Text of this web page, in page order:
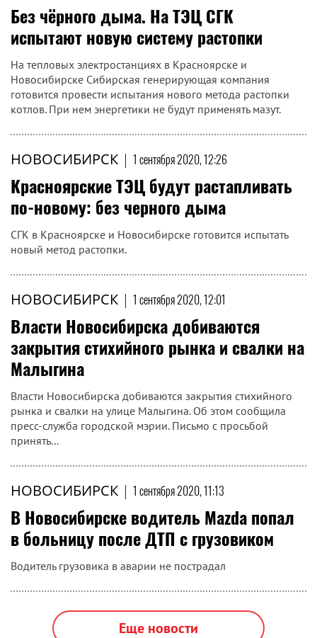
Без чёрного дыма. На ТЭЦ СГК
испытают новую систему растопки
На тепловых электростанциях в Красноярске и
Новосибирске Сибирская генерирующая компания
готовится провести испытания нового метода растопки
котлов. При нем энергетики не будут применять мазут.
НОВОСИБИРСК | 1 сентября 2020, 12:26
Красноярские ТЭЦ будут растапливать
по-новому: без черного дыма
СГК в Красноярске и Новосибирске готовится испытать
новый метод растопки.
НОВОСИБИРСК | 1 сентября 2020, 12:01
Власти Новосибирска добиваются
закрытия стихийного рынка и свалки на
Малыгина
Власти Новосибирска добиваются закрытия стихийного
рынка и свалки на улице Малыгина. Об этом сообщила
пресс-служба городской мэрии. Письмо с просьбой
принять...
НОВОСИБИРСК | 1 сентября 2020, 11:13
В Новосибирске водитель Mazda попал
в больницу после ДТП с грузовиком
Водитель грузовика в аварии не пострадал
Еще новости